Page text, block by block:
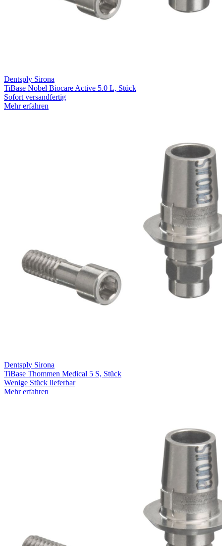
Dentsply Sirona
TiBase Nobel Biocare Active 5.0 L, Stück
Sofort versandfertig
Mehr erfahren
Dentsply Sirona
TiBase Thommen Medical 5 S, Stück
Wenige Stück lieferbar
Mehr erfahren